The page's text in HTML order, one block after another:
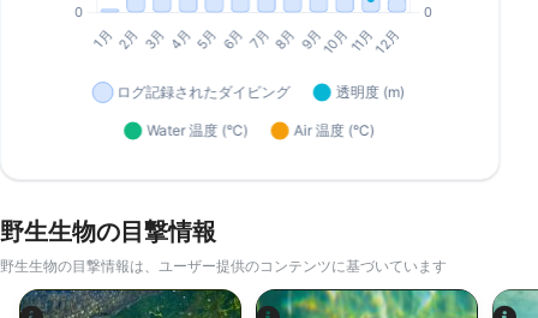
野生生物の目撃情報
野生生物の目撃情報は、ユーザー提供のコンテンツに基づいています